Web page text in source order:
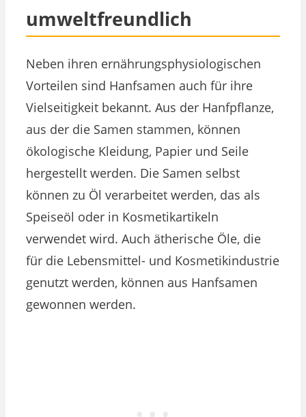
umweltfreundlich
Neben ihren ernährungsphysiologischen
Vorteilen sind Hanfsamen auch für ihre
Vielseitigkeit bekannt. Aus der Hanfpflanze,
aus der die Samen stammen, können
ökologische Kleidung, Papier und Seile
hergestellt werden. Die Samen selbst
können zu Öl verarbeitet werden, das als
Speiseöl oder in Kosmetikartikeln
verwendet wird. Auch ätherische Öle, die
für die Lebensmittel- und Kosmetikindustrie
genutzt werden, können aus Hanfsamen
gewonnen werden.